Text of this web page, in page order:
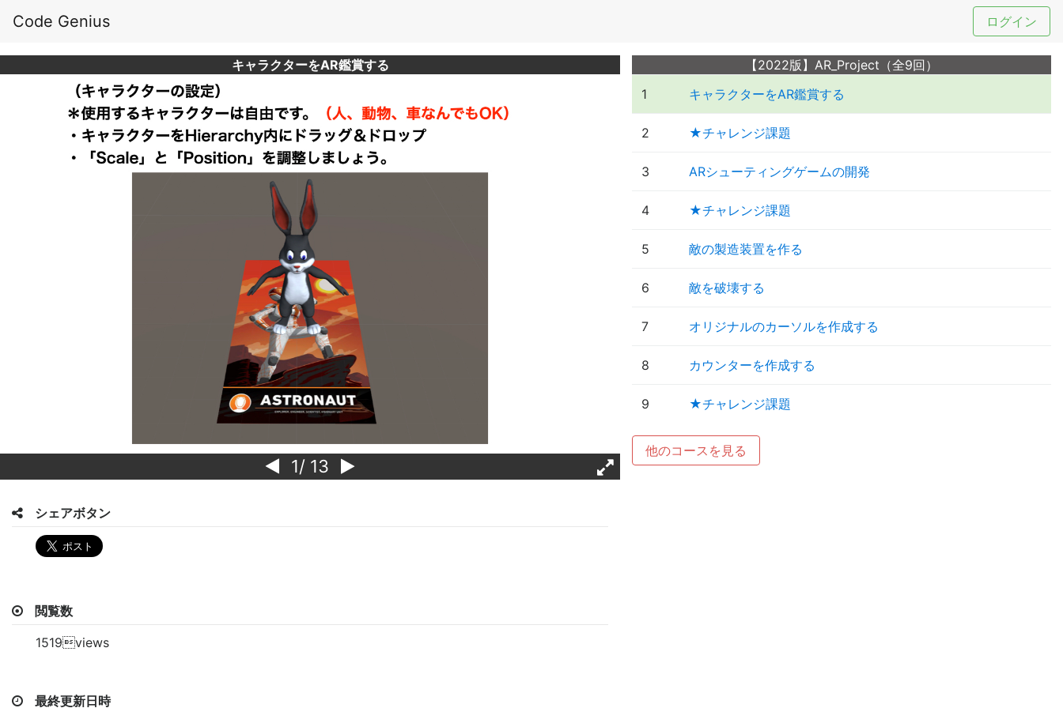
Code Genius ログイン
キャラクターをAR鑑賞する
1/ 13
シェアボタン
閲覧数
1519views
最終更新日時
【2022版】AR_Project（全9回）
1
キャラクターをAR鑑賞する
2 ★チャレンジ課題
3 ARシューティングゲームの開発
4 ★チャレンジ課題
5 敵の製造装置を作る
6 敵を破壊する
7 オリジナルのカーソルを作成する
8 カウンターを作成する
9 ★チャレンジ課題
他のコースを見る